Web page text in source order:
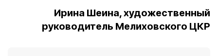
Ирина Шеина, художественный
руководитель Мелиховского ЦКР